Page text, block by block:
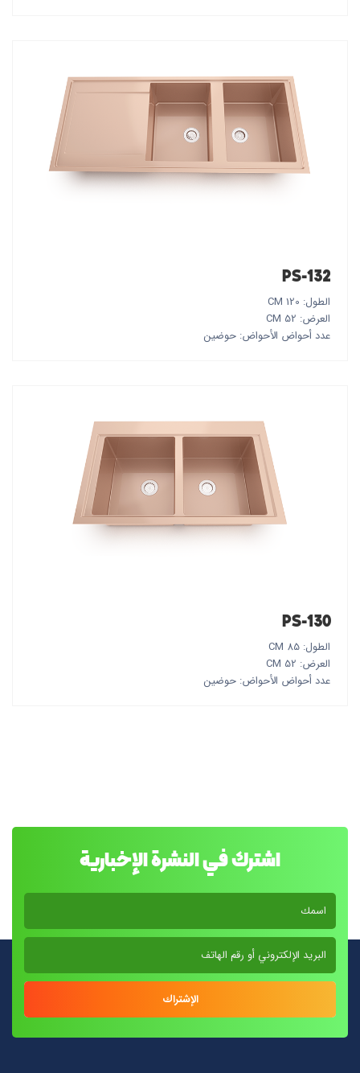
PS-132
الطول: 120 CM
العرض: 52 CM
عدد أحواض الأحواض: حوضين
PS-130
الطول: 85 CM
العرض: 52 CM
عدد أحواض الأحواض: حوضين
اشترك في النشرة الإخبارية
الإشتراك